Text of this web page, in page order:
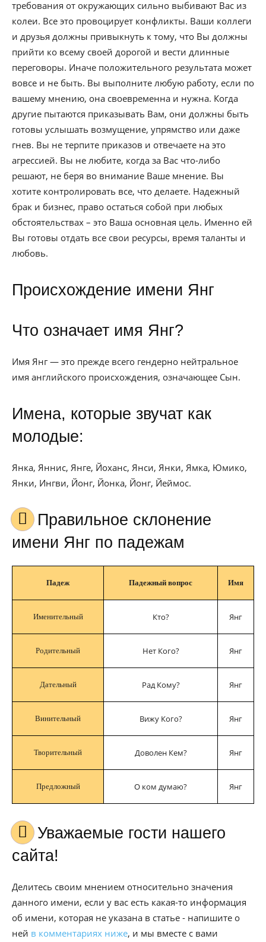
требования от окружающих сильно выбивают Вас из
колеи. Все это провоцирует конфликты. Ваши коллеги
и друзья должны привыкнуть к тому, что Вы должны
прийти ко всему своей дорогой и вести длинные
переговоры. Иначе положительного результата может
вовсе и не быть. Вы выполните любую работу, если по
вашему мнению, она своевременна и нужна. Когда
другие пытаются приказывать Вам, они должны быть
готовы услышать возмущение, упрямство или даже
гнев. Вы не терпите приказов и отвечаете на это
агрессией. Вы не любите, когда за Вас что-либо
решают, не беря во внимание Ваше мнение. Вы
хотите контролировать все, что делаете. Надежный
брак и бизнес, право остаться собой при любых
обстоятельствах – это Ваша основная цель. Именно ей
Вы готовы отдать все свои ресурсы, время таланты и
любовь.
Происхождение имени Янг
Что означает имя Янг?
Имя Янг — это прежде всего гендерно нейтральное
имя английского происхождения, означающее Сын.
Имена, которые звучат как
молодые:
Янка, Яннис, Янге, Йоханс, Янси, Янки, Ямка, Юмико,
Янки, Ингви, Йонг, Йонка, Йонг, Йеймос.
Правильное склонение
имени Янг по падежам
Падеж Падежный вопрос Имя
Именительный Кто? Янг
Родительный Нет Кого? Янг
Дательный Рад Кому? Янг
Винительный Вижу Кого? Янг
Творительный Доволен Кем? Янг
Предложный О ком думаю? Янг
Уважаемые гости нашего
сайта!
Делитесь своим мнением относительно значения
данного имени, если у вас есть какая-то информация
об имени, которая не указана в статье - напишите о
ней в комментариях ниже, и мы вместе с вами